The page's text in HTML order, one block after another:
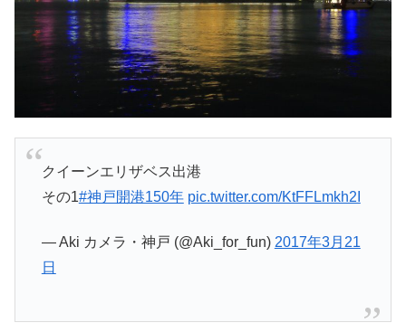
クイーンエリザベス出港
その1#神戸開港150年 pic.twitter.com/KtFFLmkh2I
— Aki カメラ・神戸 (@Aki_for_fun) 2017年3月21
日